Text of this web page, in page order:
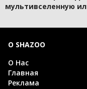
мультивселенную
О SHAZOO
О Нас
Главная
Реклама